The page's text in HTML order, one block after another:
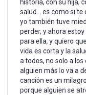
historia, con su hija,
salud... es como si te
yo también tuve
perder, y ahora
para ella, y quiero
vida es corta y la
a todos, no solo a los
alguien más lo va a
canción es un
porque alguien se